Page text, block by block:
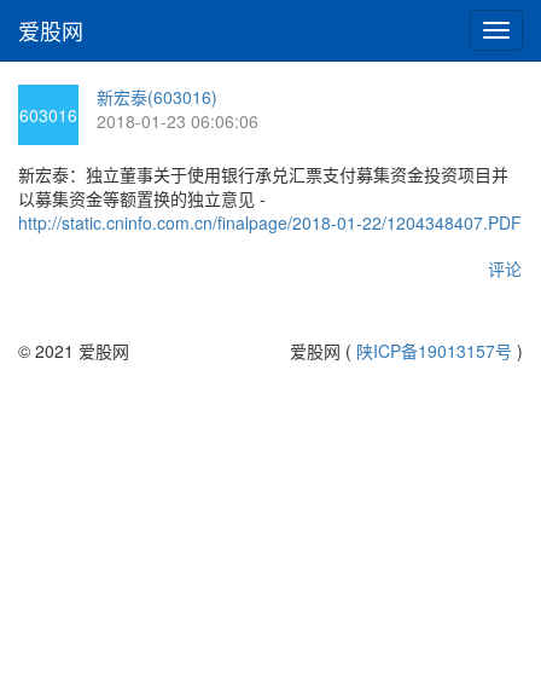
切
换
爱股网
603016
新宏泰(603016)
2018-01-23 06:06:06
新宏泰：独立董事关于使用银行承兑汇票支付募集资金投资项目并
以募集资金等额置换的独立意见 -
http://static.cninfo.com.cn/finalpage/2018-01-22/1204348407.PDF
评论
© 2021 爱股网 爱股网 ( 陕ICP备19013157号 )